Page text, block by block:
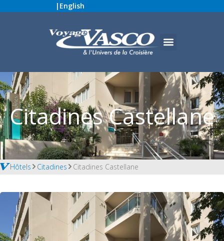
| English
Citadines Castellane
Hôtels Citadines Citadines Castellane